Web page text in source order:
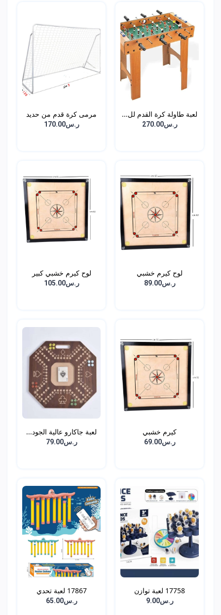
لعبة طاولة كرة القدم لل...
ر.س270.00
مرمى كرة قدم من حديد
مع...ر.س170.00
لوح كيرم خشبي
ر.س89.00
لوح كيرم خشبي كبير
ر.س105.00
كيرم خشبي
ر.س69.00
لعبة جاكارو عالية الجود...
ر.س79.00
17758 لعبة توازن
ر.س9.00
17867 لعبة تحدي
ر.س65.00